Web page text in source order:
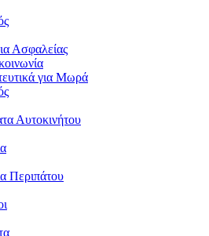
Ασφαλείας
για Μωρά
Αυτοκινήτου
Περιπάτου